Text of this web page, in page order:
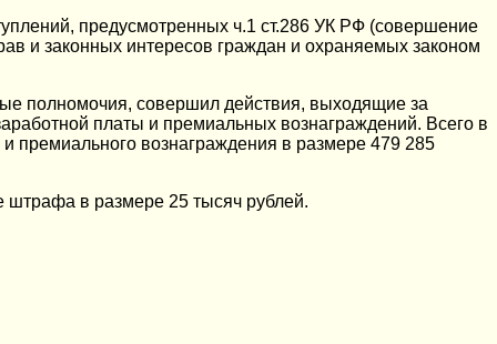
предусмотренных ч.1 ст.286 УК РФ (совершение
и законных интересов граждан и охраняемых законом
полномочия, совершил действия, выходящие за
платы и премиальных вознаграждений. Всего в
премиального вознаграждения в размере 479 285
штрафа в размере 25 тысяч рублей.